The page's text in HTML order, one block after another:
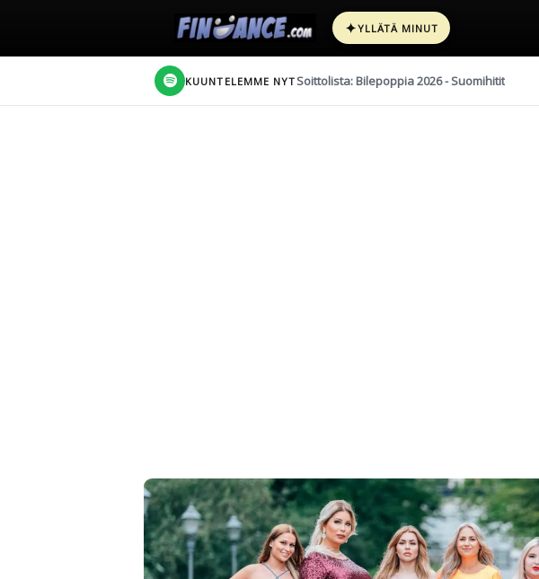
✦YLLÄTÄ MINUT
KUUNTELEMME NYT Soittolista: Bilepoppia 2026 - Suomihitit